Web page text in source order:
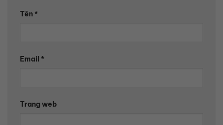
Tên*
Email *
Trang web